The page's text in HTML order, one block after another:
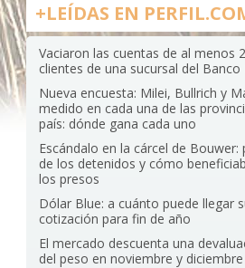
+LEÍDAS EN
Vaciaron las cuentas de al menos
clientes de una sucursal del Banco
Nueva encuesta: Milei, Bullrich y
medido en cada una de las
país: dónde gana cada uno
Escándalo en la cárcel de Bouwer:
de los detenidos y cómo
los presos
Dólar Blue: a cuánto puede llegar
cotización para fin de año
El mercado descuenta una
del peso en noviembre y diciembre